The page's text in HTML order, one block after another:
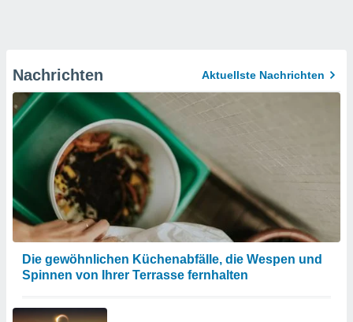
Nachrichten Aktuellste Nachrichten
Die gewöhnlichen Küchenabfälle, die Wespen und
Spinnen von Ihrer Terrasse fernhalten